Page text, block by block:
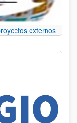
externos